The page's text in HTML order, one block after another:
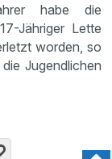
habe die
Jähriger Lette
worden, so
Jugendlichen